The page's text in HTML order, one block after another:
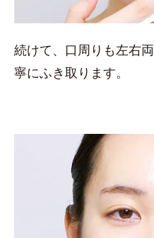
続けて、口周りも左右
寧にふき取ります。